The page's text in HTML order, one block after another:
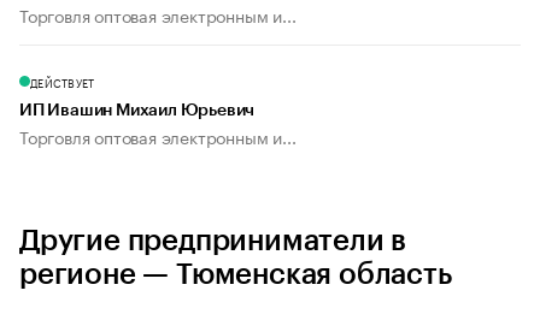
Торговля оптовая электронным и...
ДЕЙСТВУЕТ
ИП Ивашин Михаил Юрьевич
Торговля оптовая электронным и...
Другие предприниматели в
регионе — Тюменская область